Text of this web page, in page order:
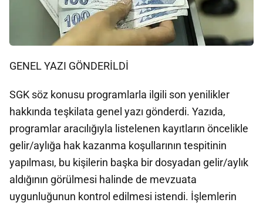
GENEL YAZI GÖNDERİLDİ
SGK söz konusu programlarla ilgili son yenilikler
hakkında teşkilata genel yazı gönderdi. Yazıda,
programlar aracılığıyla listelenen kayıtların öncelikle
gelir/aylığa hak kazanma koşullarının tespitinin
yapılması, bu kişilerin başka bir dosyadan gelir/aylık
aldığının görülmesi halinde de mevzuata
uygunluğunun kontrol edilmesi istendi. İşlemlerin